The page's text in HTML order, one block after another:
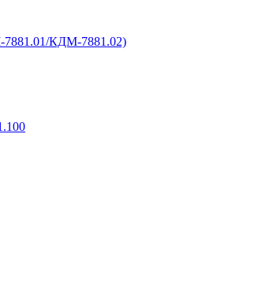
7881.01/КДМ-7881.02)